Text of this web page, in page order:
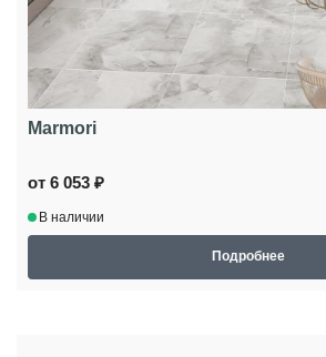
Marmori
от 6 053 ₽
В наличии
Подробнее